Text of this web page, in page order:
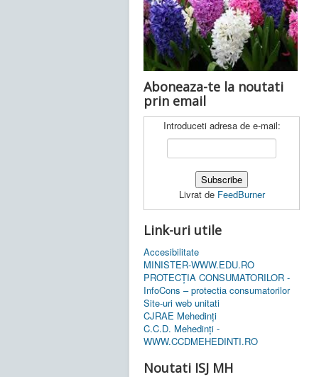
Aboneaza-te la noutati
prin email
Introduceti adresa de e-mail:
Livrat de FeedBurner
Link-uri utile
Accesibilitate
MINISTER-WWW.EDU.RO
PROTECȚIA CONSUMATORILOR -
InfoCons – protectia consumatorilor
Site-uri web unitati
CJRAE Mehedinți
C.C.D. Mehedinţi -
WWW.CCDMEHEDINTI.RO
Noutati ISJ MH